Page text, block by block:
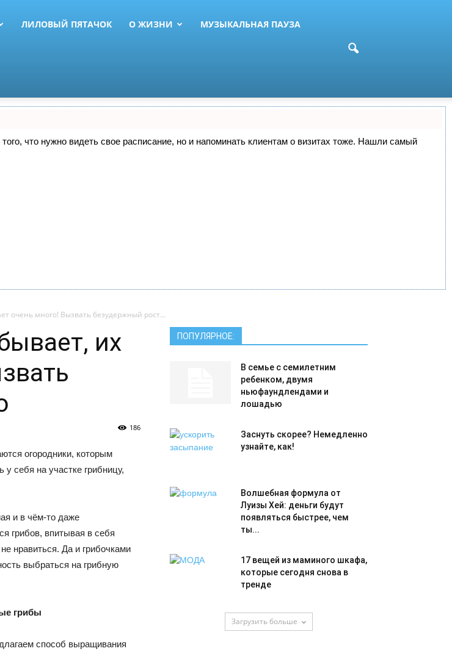
ЛИЛОВЫЙ ПЯТАЧОК О ЖИЗНИ МУЗЫКАЛЬНАЯ ПАУЗА
что нужно видеть свое расписание, но и напоминать клиентам о визитах тоже. Нашли самый
очень много! Вызвать безудержный рост...
их
186
огородники, которым
себя на участке грибницу,
и в чём-то даже
грибов, впитывая в себя
нравиться. Да и грибочками
выбраться на грибную
грибы
способ выращивания
ПОПУЛЯРНОЕ:
В семье с семилетним
ребенком, двумя
ньюфаундлендами и
лошадью
Заснуть скорее? Немедленно
узнайте, как!
Волшебная формула от
Луизы Хей: деньги будут
появляться быстрее, чем
ты...
17 вещей из маминого шкафа,
которые сегодня снова в
тренде
Загрузить больше